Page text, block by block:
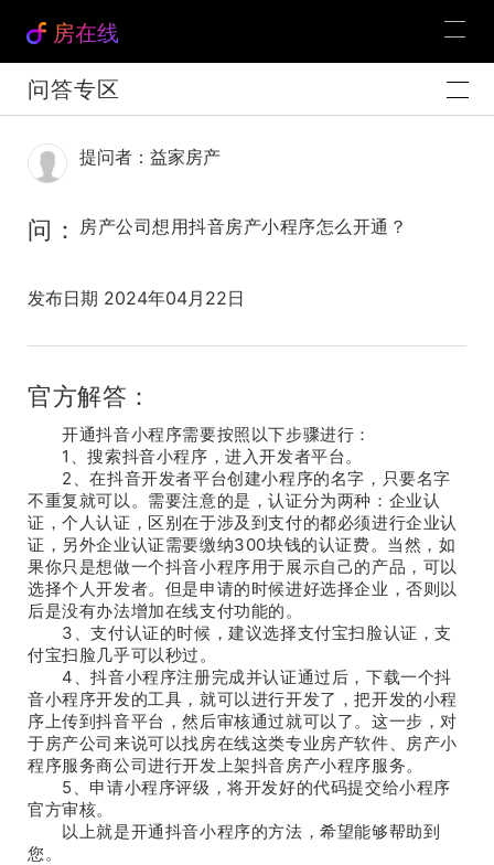
房在线
问答专区
提问者：益家房产
问： 房产公司想用抖音房产小程序怎么开通？
发布日期 2024年04月22日
官方解答：
开通抖音小程序需要按照以下步骤进行：
1、搜索抖音小程序，进入开发者平台。
2、在抖音开发者平台创建小程序的名字，只要名字
不重复就可以。需要注意的是，认证分为两种：企业认
证，个人认证，区别在于涉及到支付的都必须进行企业认
证，另外企业认证需要缴纳300块钱的认证费。当然，如
果你只是想做一个抖音小程序用于展示自己的产品，可以
选择个人开发者。但是申请的时候进好选择企业，否则以
后是没有办法增加在线支付功能的。
3、支付认证的时候，建议选择支付宝扫脸认证，支
付宝扫脸几乎可以秒过。
4、抖音小程序注册完成并认证通过后，下载一个抖
音小程序开发的工具，就可以进行开发了，把开发的小程
序上传到抖音平台，然后审核通过就可以了。这一步，对
于房产公司来说可以找房在线这类专业房产软件、房产小
程序服务商公司进行开发上架抖音房产小程序服务。
5、申请小程序评级，将开发好的代码提交给小程序
官方审核。
以上就是开通抖音小程序的方法，希望能够帮助到
您。